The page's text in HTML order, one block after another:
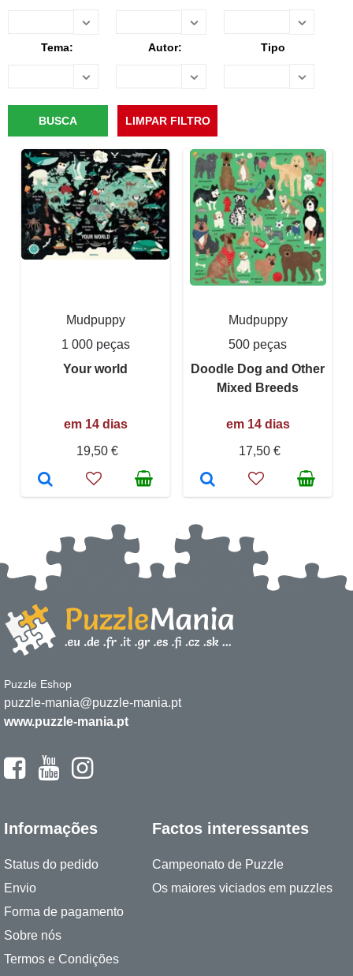
Tema: Autor: Tipo
Mudpuppy
1 000 peças
Your world
em 14 dias
19,50 €
Mudpuppy
500 peças
Doodle Dog and Other
Mixed Breeds
em 14 dias
17,50 €
Puzzle Eshop
puzzle-mania@puzzle-mania.pt
www.puzzle-mania.pt
Informações
Status do pedido
Envio
Forma de pagamento
Sobre nós
Termos e Condições
Factos interessantes
Campeonato de Puzzle
Os maiores viciados em puzzles